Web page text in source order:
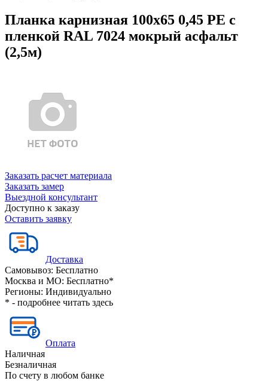
Планка карнизная 100х65 0,45 PE с
пленкой RAL 7024 мокрый асфальт
(2,5м)
Заказать расчет материала
Заказать замер
Выездной консультант
Доступно к заказу
Оставить заявку
Доставка
Самовывоз: Бесплатно
Москва и МО: Бесплатно*
Регионы: Индивидуально
* - подробнее читать здесь
Оплата
Наличная
Безналичная
По счету в любом банке